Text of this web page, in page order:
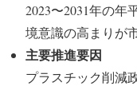
2023〜2031年の年
境意識の高まりが
主要推進要因
プラスチック削減